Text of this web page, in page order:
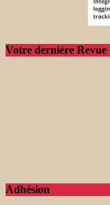
Votre dernière Revue
Adhésion